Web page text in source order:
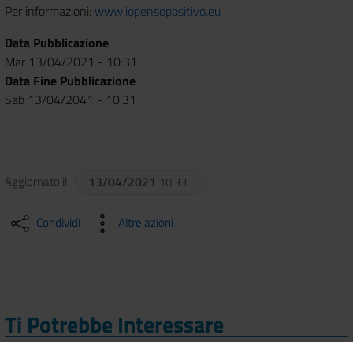
Per informazioni: www.iopensopositivo.eu
Data Pubblicazione
Mar 13/04/2021 - 10:31
Data Fine Pubblicazione
Sab 13/04/2041 - 10:31
Aggiornato il 13/04/2021 10:33
Condividi Altre azioni
Ti Potrebbe Interessare